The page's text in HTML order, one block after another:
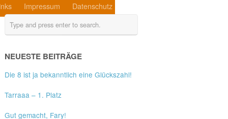
Impressum Datenschutz
NEUESTE BEITRÄGE
Die 8 ist ja bekanntlich eine Glückszahl!
Tarraaa – 1. Platz
Gut gemacht, Fary!